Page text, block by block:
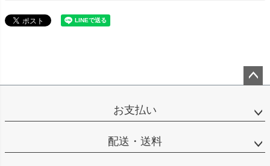
ップ
お支払い
配送・送料